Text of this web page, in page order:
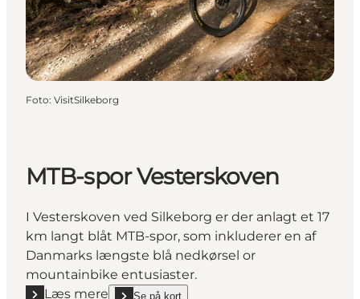
Foto: VisitSilkeborg
MTB-spor Vesterskoven
I Vesterskoven ved Silkeborg er der anlagt et 17
km langt blåt MTB-spor, som inkluderer en af
Danmarks længste blå nedkørsel or
mountainbike entusiaster.
Læs mere
Se på kort